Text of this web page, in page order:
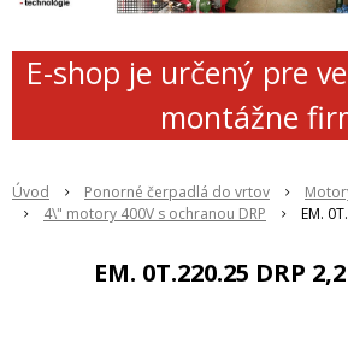
E-shop je určený pre
montážne
Úvod Ponorné čerpadlá do vrtov
4\" motory 400V s ochranou DRP
EM.
EM. 0T.220.25 DRP